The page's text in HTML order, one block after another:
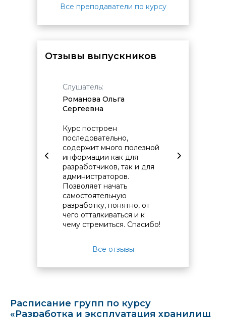
Все преподаватели по курсу
Отзывы выпускников
Слушатель:
Романова Ольга
Сергеевна
Курс построен
последовательно,
содержит много полезной
информации как для
разработчиков, так и для
администраторов.
Позволяет начать
самостоятельную
разработку, понятно, от
чего отталкиваться и к
чему стремиться. Спасибо!
Все отзывы
Расписание групп по курсу
«Разработка и эксплуатация хранилищ